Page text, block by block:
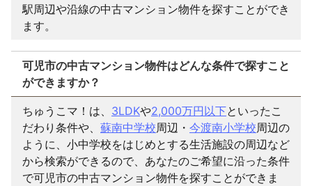
駅周辺や沿線の中古マンション物件を探すことができ
ます。
可児市の中古マンション物件はどんな条件で探すこと
ができますか？
ちゅうこマ！は、 3LDKや2,000万円以下といったこ
だわり条件や、 蘇南中学校周辺・ 今渡南小学校周辺の
ように、小中学校をはじめとする生活施設の周辺など
から検索ができるので、あなたのご希望に沿った条件
で可児市の中古マンション物件を探すことができま